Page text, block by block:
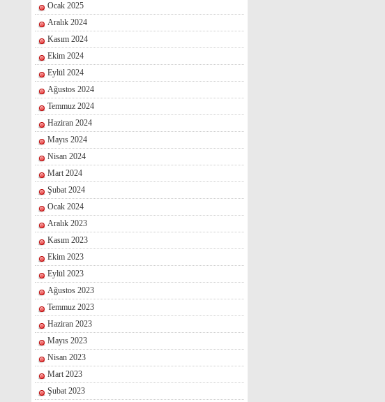
Ocak 2025
Aralık 2024
Kasım 2024
Ekim 2024
Eylül 2024
Ağustos 2024
Temmuz 2024
Haziran 2024
Mayıs 2024
Nisan 2024
Mart 2024
Şubat 2024
Ocak 2024
Aralık 2023
Kasım 2023
Ekim 2023
Eylül 2023
Ağustos 2023
Temmuz 2023
Haziran 2023
Mayıs 2023
Nisan 2023
Mart 2023
Şubat 2023